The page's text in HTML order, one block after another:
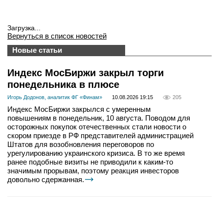
Загрузка...
Вернуться в список новостей
Новые статьи
Индекс МосБиржи закрыл торги
понедельника в плюсе
Игорь Додонов, аналитик ФГ «Финам» 10.08.2026 19:15 205
Индекс МосБиржи закрылся с умеренным
повышениям в понедельник, 10 августа. Поводом для
осторожных покупок отечественных стали новости о
скором приезде в РФ представителей администрацией
Штатов для возобновления переговоров по
урегулированию украинского кризиса. В то же время
ранее подобные визиты не приводили к каким-то
значимым прорывам, поэтому реакция инвесторов
довольно сдержанная.